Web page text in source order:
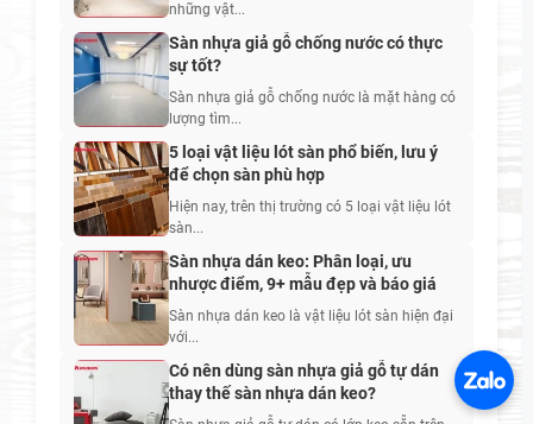
những vật...
Sàn nhựa giả gỗ chống nước có thực
sự tốt?
Sàn nhựa giả gỗ chống nước là mặt hàng có
lượng tìm...
5 loại vật liệu lót sàn phổ biến, lưu ý
để chọn sàn phù hợp
Hiện nay, trên thị trường có 5 loại vật liệu lót
sàn...
Sàn nhựa dán keo: Phân loại, ưu
nhược điểm, 9+ mẫu đẹp và báo giá
Sàn nhựa dán keo là vật liệu lót sàn hiện đại
với...
Có nên dùng sàn nhựa giả gỗ tự dán
thay thế sàn nhựa dán keo?